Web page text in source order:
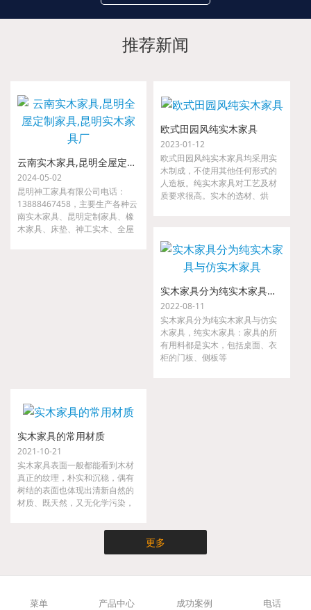
推荐新闻
云南实木家具,昆明全屋定制家具,昆明实木家具厂
2024-05-02
昆明神工家具有限公司电话：
13888467458，主要生产各种云
南实木家具、昆明定制家具、橡
木家具、床垫、神工实木、全屋
欧式田园风纯实木家具
2023-01-12
欧式田园风纯实木家具均采用实
木制成，不使用其他任何形式的
人造板。纯实木家具对工艺及材
质要求很高。实木的选材、烘
象，大则整套家具变形，以至无
法使用。
实木家具分为纯实木家具与仿实木家具
2022-08-11
实木家具分为纯实木家具与仿实
木家具，纯实木家具：家具的所
有用料都是实木，包括桌面、衣
柜的门板、侧板等
实木家具的常用材质
2021-10-21
实木家具表面一般都能看到木材
真正的纹理，朴实和沉稳，偶有
树结的表面也体现出清新自然的
材质、既天然，又无化学污染，
现代都市人崇尚大自然的家具。
更多
菜单 产品中心 成功案例 电话